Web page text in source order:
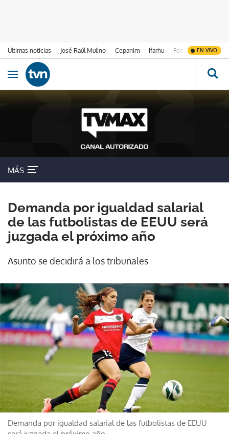
Últimas noticias José Raúl Mulino Cepanim Ifarhu Fenómeno de El
EN VIVO
Ir al contenido
Obrir navegació
MÁS
Demanda por igualdad salarial
de las futbolistas de EEUU será
juzgada el próximo año
Asunto se decidirá a los tribunales
Demanda por igualdad salarial de las futbolistas de EEUU